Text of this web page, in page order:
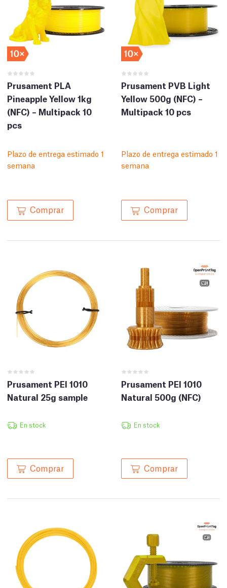
Prusament PLA
Pineapple Yellow 1kg
(NFC) – Multipack 10
pcs
Plazo de entrega estimado 1
semana
Comprar
Prusament PVB Light
Yellow 500g (NFC) –
Multipack 10 pcs
Plazo de entrega estimado 1
semana
Comprar
Prusament PEI 1010
Natural 25g sample
En stock
Comprar
Prusament PEI 1010
Natural 500g (NFC)
En stock
Comprar